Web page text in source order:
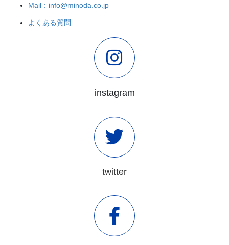
Mail：info@minoda.co.jp
よくある質問
instagram
twitter